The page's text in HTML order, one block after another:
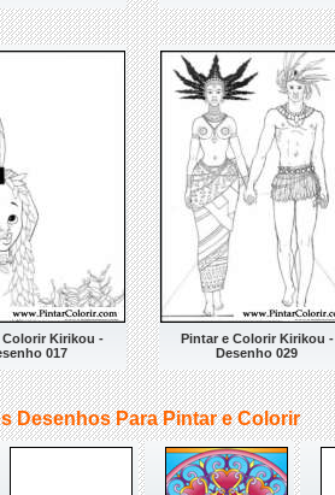
Colorir Kirikou -
017
Pintar e Colorir Kirikou -
Desenho 029
Desenhos Para Pintar e Colorir